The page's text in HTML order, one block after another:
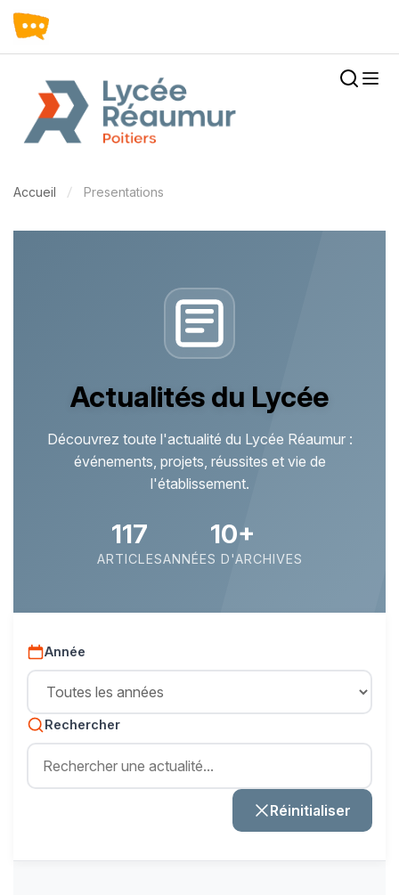
Accueil Presentations
Actualités du Lycée
Découvrez toute l'actualité du Lycée Réaumur :
événements, projets, réussites et vie de
l'établissement.
117
ARTICLES
10+
ANNÉES D'ARCHIVES
Année
Rechercher
Réinitialiser